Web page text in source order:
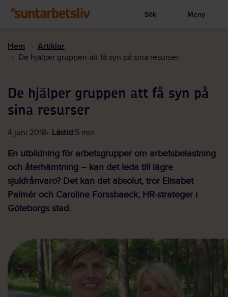
huvudinnehållet
Visa sökruta
Sök Meny
Hem Artiklar
De hjälper gruppen att få syn på sina resurser
De hjälper gruppen att få syn på
sina resurser
4 juni 2018 Lästid:5 min
En utbildning för arbetsgrupper om arbetsbelastning
och återhämtning – kan det leda till lägre
sjukfrånvaro? Det kan det absolut, tror Elisabet
Palmér och Caroline Forssbaeck, HR-strateger i
Göteborgs stad.